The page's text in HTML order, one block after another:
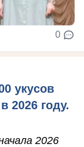
0
укусов
2026 году.
2026